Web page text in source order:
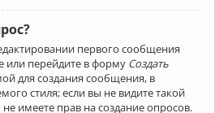
первого сообщения
или перейдите в форму Создать
для создания сообщения, в
стиля; если вы не видите такой
имеете прав на создание опросов.